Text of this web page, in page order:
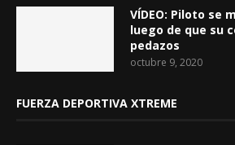
VÍDEO: Piloto se
luego de que su
pedazos
octubre 9, 2020
FUERZA DEPORTIVA XTREME